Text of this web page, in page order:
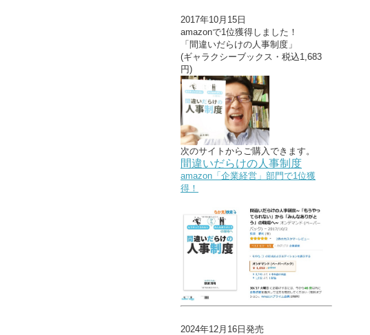
2017年10月15日
amazonで1位獲得しました！
「間違いだらけの人事制度」
(ギャラクシーブックス・税込1,683
円)
次のサイトからご購入できます。
間違いだらけの人事制度
amazon「企業経営」部門で1位獲
得！
2024年12月16日発売